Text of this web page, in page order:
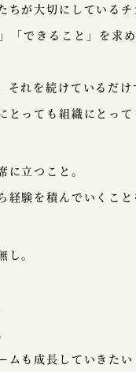
が大切にしているチ
「できること」を求
れを続けているだけ
っても組織にとっ
立つこと。
験を積んでいくこと
。
も成長していきたい